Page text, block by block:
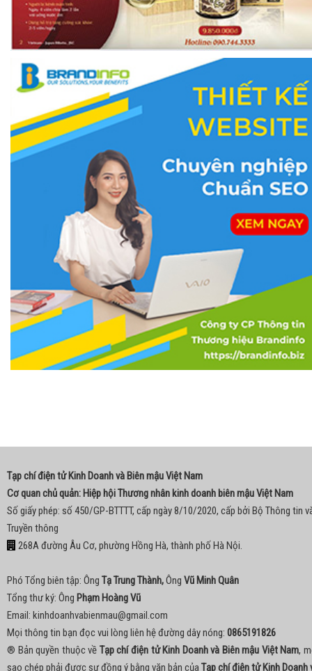
Tạp chí điện tử Kinh Doanh và Biên mậu Việt Nam
Cơ quan chủ quản: Hiệp hội Thương nhân kinh doanh biên mậu Việt Nam
Số giấy phép: số 450/GP-BTTTT, cấp ngày 8/10/2020, cấp bởi Bộ Thông tin
Truyền thông
268A đường Âu Cơ, phường Hồng Hà, thành phố Hà Nội.
Phó Tổng biên tập: Ông Tạ Trung Thành,Ông Vũ Minh Quân
Tổng thư ký: Ông Phạm Hoàng Vũ
Email: kinhdoanhvabienmau@gmail.com
Mọi thông tin bạn đọc vui lòng liên hệ đường dây nóng: 0865191826
® Bản quyền thuộc về Tạp chí điện tử Kinh Doanh và Biên mậu Việt Nam,
sao chép phải được sự đồng ý bằng văn bản củaTạp chí điện tử Kinh Doanh